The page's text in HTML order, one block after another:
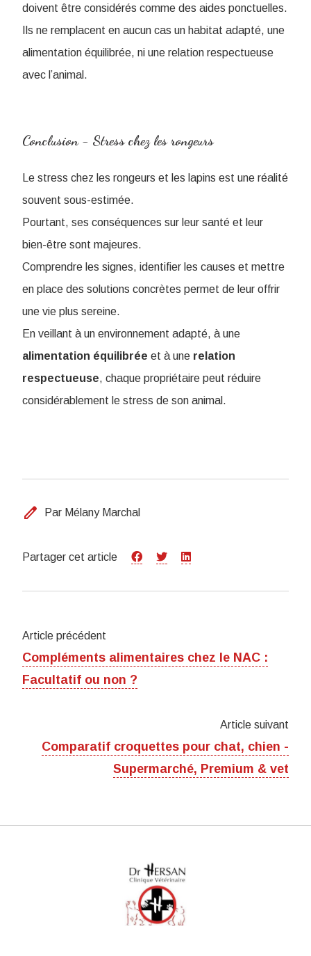
doivent être considérés comme des aides ponctuelles.
Ils ne remplacent en aucun cas un habitat adapté, une
alimentation équilibrée, ni une relation respectueuse
avec l’animal.
Conclusion - Stress chez les rongeurs
Le stress chez les rongeurs et les lapins est une réalité
souvent sous-estimée.
Pourtant, ses conséquences sur leur santé et leur
bien-être sont majeures.
Comprendre les signes, identifier les causes et mettre
en place des solutions concrètes permet de leur offrir
une vie plus sereine.
En veillant à un environnement adapté, à une
alimentation équilibrée et à une relation
respectueuse, chaque propriétaire peut réduire
considérablement le stress de son animal.
edit Par Mélany Marchal
Partager cet article
Article précédent
Compléments alimentaires chez le NAC :
Facultatif ou non ?
Article suivant
Comparatif croquettes pour chat, chien -
Supermarché, Premium & vet